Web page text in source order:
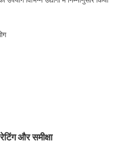
रेटिंग और समीक्षा